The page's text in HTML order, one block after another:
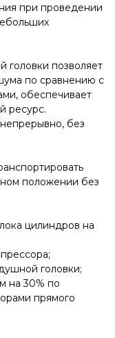
при проведении
головки позволяет
по сравнению с
обеспечивает
ресурс.
без
положении без
цилиндров на
головки;
на 30% по
прямого